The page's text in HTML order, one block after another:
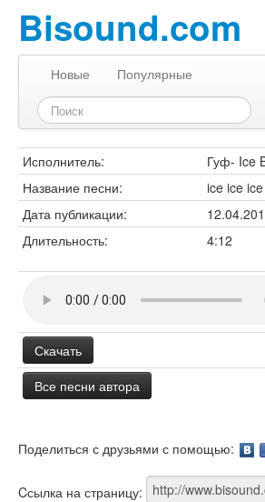
Bisound.com
Новые Популярные
Исполнитель:
Гуф- Ice
Название песни:
ice ice
Дата публикации:
Длительность:
4:12
Скачать
Все песни автора
Поделиться с друзьями с помощью:
Cсылка на страницу: